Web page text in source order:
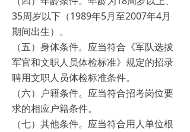
35周岁以下（1989年5月至2007年4月
期间出生）。
（五）身体条件。应当符合《军队选拔
军官和文职人员体检标准》规定的招录
聘用文职人员体检标准条件。
（六）户籍条件。应当符合招考岗位要
求的相应户籍条件。
（七）其他条件。应当符合用人单位根